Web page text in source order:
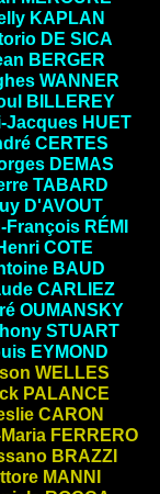
KAPLAN
DE SICA
BERGER
WANNER
BILLEREY
Jacques HUET
CERTES
DEMAS
TABARD
D'AVOUT
François RÉMI
COTE
BAUD
CARLIEZ
OUMANSKY
STUART
EYMOND
WELLES
PALANCE
CARON
FERRERO
BRAZZI
MANNI